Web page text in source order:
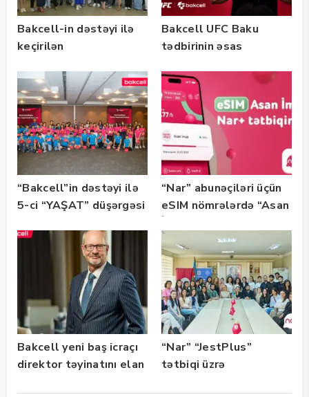
Bakcell-in dəstəyi ilə
keçirilən
Bootcamp” başladı
Bakcell UFC Baku
tədbirinin əsas
“Bakcell”in dəstəyi ilə
5-ci “YAŞAT” düşərgəsi
“Nar” abunəçiləri üçün
eSIM nömrələrdə “Asan
istifadəyə verildi
Bakcell yeni baş icraçı
direktor təyinatını elan
“Nar” “JestPlus”
tətbiqi üzrə